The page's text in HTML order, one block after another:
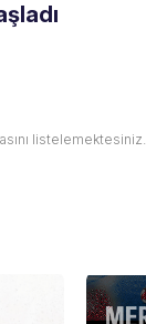
listelemektesiniz.